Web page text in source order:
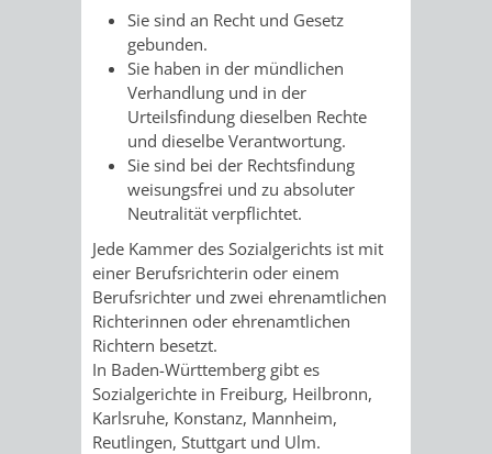
DENKMALSCHUTZ
AUFGABEN
DER
UNTEREN
DENKMALSCHUTZBEHÖRDE
STEUERVORTEILE
SATZUNGEN
IM
BEREICH
DENKMALSCHUTZ
GENEHMIGUNGSVERFAHREN
TAG
DES
OFFENEN
VERKAUF
STÄDTISCHER
BAUPLÄTZE
VERKAUF
STÄDTISCHER
HÄUSER
/
LIEGENSCHAFTEN
ABWASSERBESEITIGUNG
BÜRGERMEISTER
/
DEZERNATE
AMT
FÜR
BAURECHT
DENKMALSCHUTZ
Sie sind an Recht und Gesetz
gebunden.
Sie haben in der mündlichen
Verhandlung und in der
Urteilsfindung dieselben Rechte
und dieselbe Verantwortung.
Sie sind bei der Rechtsfindung
weisungsfrei und zu absoluter
Neutralität verpflichtet.
Jede Kammer des Sozialgerichts ist mit
einer Berufsrichterin oder einem
Berufsrichter und zwei ehrenamtlichen
Richterinnen oder ehrenamtlichen
Richtern besetzt.
In Baden-Württemberg gibt es
Sozialgerichte in Freiburg, Heilbronn,
Karlsruhe, Konstanz, Mannheim,
Reutlingen, Stuttgart und Ulm.